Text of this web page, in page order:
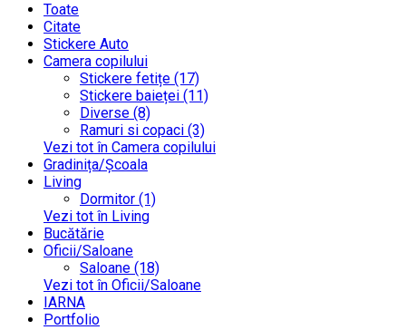
Toate
Citate
Stickere Auto
Camera copilului
Stickere fetițe (17)
Stickere baieței (11)
Diverse (8)
Ramuri si copaci (3)
Vezi tot în Camera copilului
Gradinița/Școala
Living
Dormitor (1)
Vezi tot în Living
Bucătărie
Oficii/Saloane
Saloane (18)
Vezi tot în Oficii/Saloane
IARNA
Portfolio